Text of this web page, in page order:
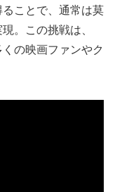
ることで、通常は莫
。この挑戦は、
の映画ファンやク